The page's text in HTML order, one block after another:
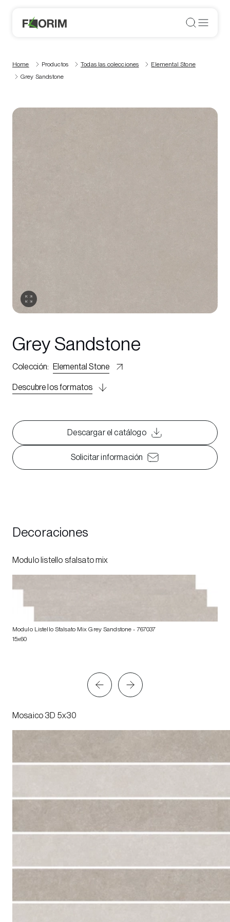
Home Productos Todas las colecciones
Elemental Stone
Grey Sandstone
Grey Sandstone
Colección: Elemental Stone
Descubre los formatos
Descargar el catálogo
Solicitar información
Decoraciones
Modulo listello sfalsato mix
Modulo Listello Sfalsato Mix Grey Sandstone - 767037
15x60
Mosaico 3D 5x30